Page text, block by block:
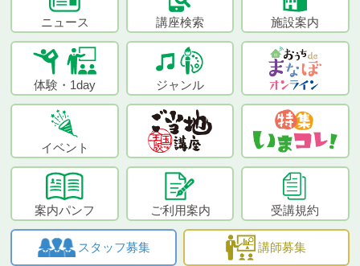
ニュース 講座検索 施設案内
体験・1day ジャンル
イベント
案内パンフ ご利用案内 受講規約
スタッフ募集 講師募集